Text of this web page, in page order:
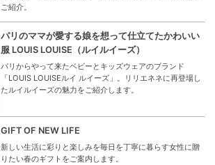
ご紹介。
パリのママが愛する娘を想って仕立てたかわいい
服 LOUIS LOUISE（ルイルイーズ）
パリからやって来たベビーとキッズウェアのブランド
「LOUIS LOUISEルイ ルイーズ」。リリエネネに再登場し
たルイルイーズの魅力をご紹介します。
GIFT OF NEW LIFE
新しい生活に彩りと楽しみを毎日を丁寧に暮らす女性に贈
りたい春のギフトをご案内します。